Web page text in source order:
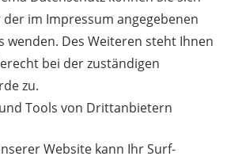
im Impressum angegebenen
wenden. Des Weiteren steht Ihnen
bei der zuständigen
zu.
Tools von Drittanbietern
Website kann Ihr Surf-